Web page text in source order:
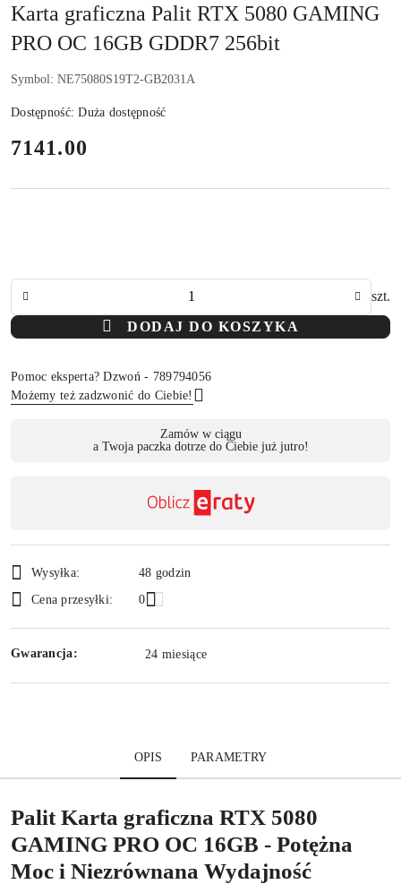
Karta graficzna Palit RTX 5080 GAMING
PRO OC 16GB GDDR7 256bit
Symbol: NE75080S19T2-GB2031A
Dostępność:Duża dostępność
cena:
7141.00
szt.
DODAJ DO KOSZYKA
Pomoc eksperta? Dzwoń - 789794056
Możemy też zadzwonić do Ciebie!
Zamów w ciągu
a Twoja paczka dotrze do Ciebie już jutro!
Wysyłka:
48 godzin
Cena przesyłki:
0
Gwarancja: 24 miesiące
OPIS PARAMETRY
Palit Karta graficzna RTX 5080
GAMING PRO OC 16GB - Potężna
Moc i Niezrównana Wydajność